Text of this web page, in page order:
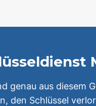
genau aus
den Schlüssel